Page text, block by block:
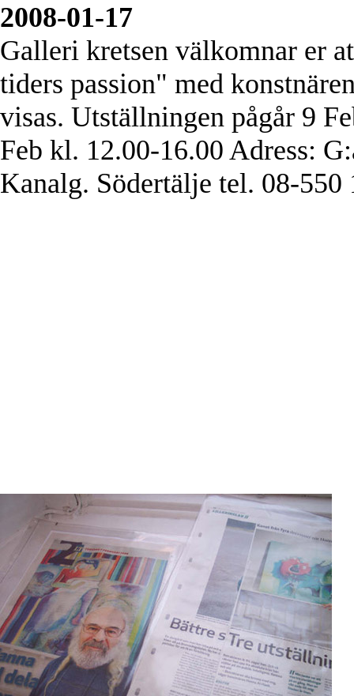
2008-01-17
Galleri kretsen välkomnar er
tiders passion" med
visas. Utställningen pågår 9
Feb kl. 12.00-16.00 Adress:
Kanalg. Södertälje tel. 08-